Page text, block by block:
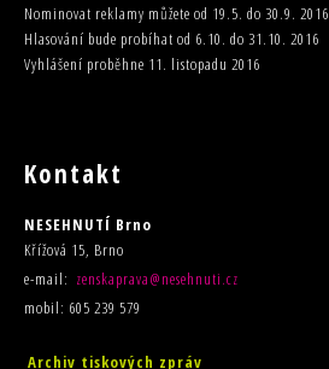
Nominovat reklamy můžete od 19.5. do 30.9. 2016
Hlasování bude probíhat od 6.10. do 31.10. 2016
Vyhlášení proběhne 11. listopadu 2016
Kontakt
NESEHNUTÍ Brno
Křížová 15, Brno
e-mail: zenskaprava@nesehnuti.cz
mobil: 605 239 579
Archiv tiskových zpráv